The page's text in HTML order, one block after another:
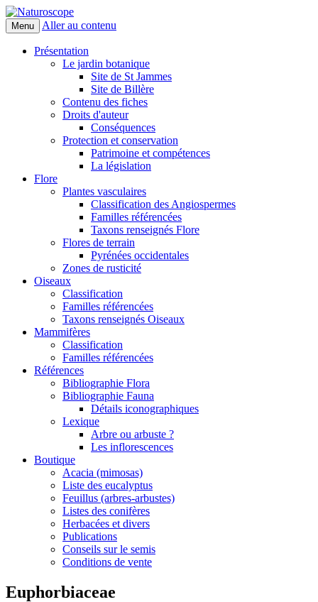
Naturoscope
Menu Aller au contenu
Présentation
Le jardin botanique
Site de St Jammes
Site de Billère
Contenu des fiches
Droits d'auteur
Conséquences
Protection et conservation
Patrimoine et compétences
La législation
Flore
Plantes vasculaires
Classification des Angiospermes
Familles référencées
Taxons renseignés Flore
Flores de terrain
Pyrénées occidentales
Zones de rusticité
Oiseaux
Classification
Familles référencées
Taxons renseignés Oiseaux
Mammifères
Classification
Familles référencées
Références
Bibliographie Flora
Bibliographie Fauna
Détails iconographiques
Lexique
Arbre ou arbuste ?
Les inflorescences
Boutique
Acacia (mimosas)
Liste des eucalyptus
Feuillus (arbres-arbustes)
Listes des conifères
Herbacées et divers
Publications
Conseils sur le semis
Conditions de vente
Euphorbiaceae